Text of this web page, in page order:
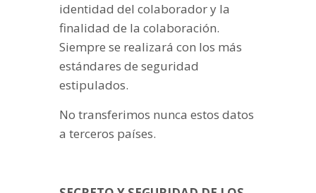
identidad del colaborador y la
finalidad de la colaboración.
Siempre se realizará con los más
estándares de seguridad
estipulados.
No transferimos nunca estos datos
a terceros países.